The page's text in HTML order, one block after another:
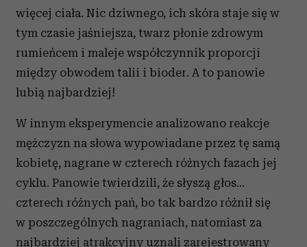
więcej ciała. Nic dziwnego, ich skóra staje się w
tym czasie jaśniejsza, twarz płonie zdrowym
rumieńcem i maleje współczynnik proporcji
między obwodem talii i bioder. A to panowie
lubią najbardziej!
W innym eksperymencie analizowano reakcje
mężczyzn na słowa wypowiadane przez tę samą
kobietę, nagrane w czterech różnych fazach jej
cyklu. Panowie twierdzili, że słyszą głos…
czterech różnych pań, bo tak bardzo różnił się
w poszczególnych nagraniach, natomiast za
najbardziej atrakcyjny uznali zarejestrowany